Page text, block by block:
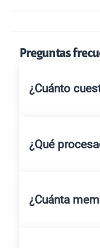
Preguntas
¿Cuánto
¿Qué
¿Cuánta